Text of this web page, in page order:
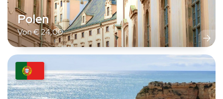
Polen
Von€24,00